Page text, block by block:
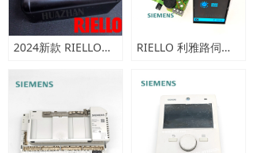
2024新款 RIELLO利雅路程控器：CMG/M88.62D2 后吹扫风延时20秒 RIELLO 利雅路伺服马达位置控制单元 E5202